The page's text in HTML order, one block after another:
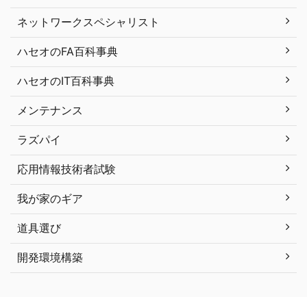
ネットワークスペシャリスト
ハセオのFA百科事典
ハセオのIT百科事典
メンテナンス
ラズパイ
応用情報技術者試験
我が家のギア
道具選び
開発環境構築